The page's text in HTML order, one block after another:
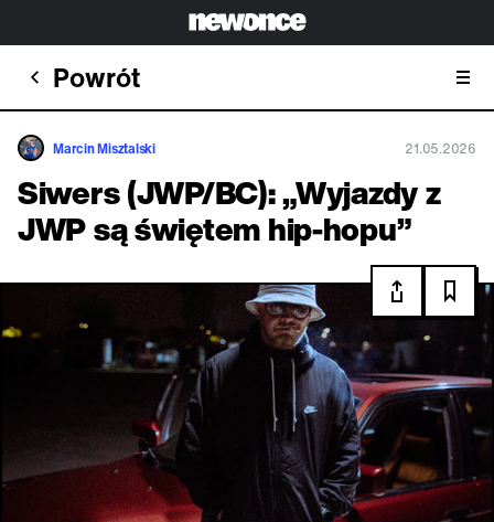
Powrót
Marcin Misztalski 21.05.2026
Siwers (JWP/BC): „Wyjazdy z
JWP są świętem hip-hopu”